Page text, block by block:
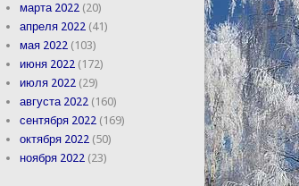
марта 2022 (20)
апреля 2022 (41)
мая 2022 (103)
июня 2022 (172)
июля 2022 (29)
августа 2022 (160)
сентября 2022 (169)
октября 2022 (50)
ноября 2022 (23)